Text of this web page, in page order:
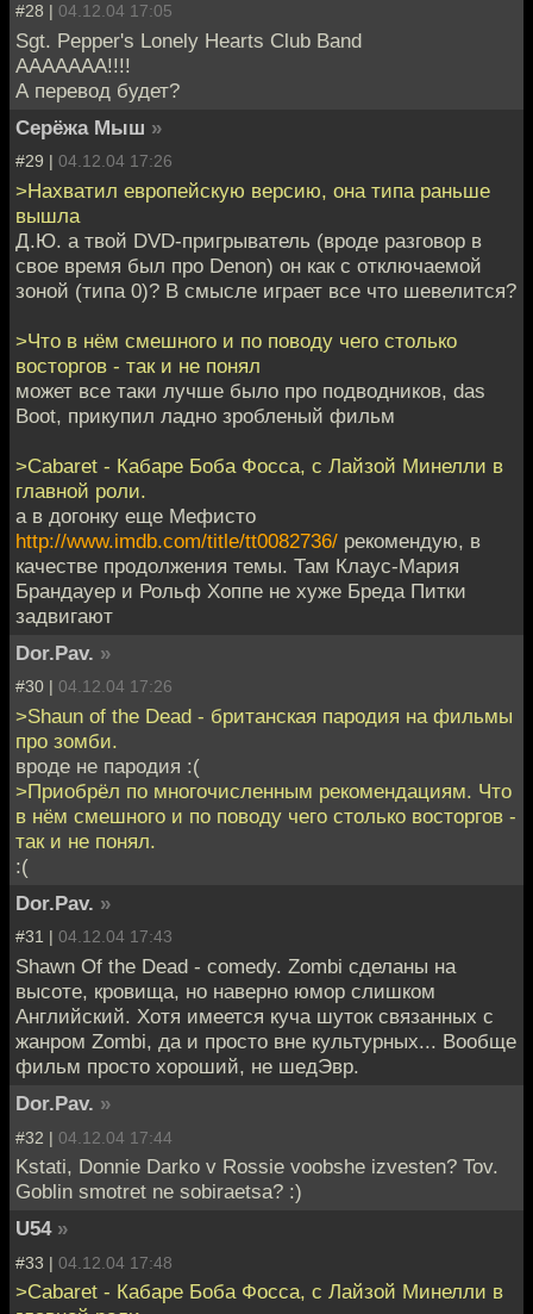
#28 | 04.12.04 17:05
Sgt. Pepper's Lonely Hearts Club Band
ААААААА!!!!
А перевод будет?
Серёжа Мыш »
#29 | 04.12.04 17:26
>Нахватил европейскую версию, она типа раньше
вышла
Д.Ю. а твой DVD-пригрыватель (вроде разговор в
свое время был про Denon) он как с отключаемой
зоной (типа 0)? В смысле играет все что шевелится?
>Что в нём смешного и по поводу чего столько
восторгов - так и не понял
может все таки лучше было про подводников, das
Boot, прикупил ладно зробленый фильм
>Cabaret - Кабаре Боба Фосса, с Лайзой Минелли в
главной роли.
а в догонку еще Мефисто
http://www.imdb.com/title/tt0082736/ рекомендую, в
качестве продолжения темы. Там Клаус-Мария
Брандауер и Рольф Хоппе не хуже Бреда Питки
задвигают
Dor.Pav. »
#30 | 04.12.04 17:26
>Shaun of the Dead - британская пародия на фильмы
про зомби.
вроде не пародия :(
>Приобрёл по многочисленным рекомендациям. Что
в нём смешного и по поводу чего столько восторгов -
так и не понял.
:(
Dor.Pav. »
#31 | 04.12.04 17:43
Shawn Of the Dead - comedy. Zombi сделаны на
высоте, кровища, но наверно юмор слишком
Английский. Хотя имеется куча шуток связанных с
жанром Zombi, да и просто вне культурных... Вообще
фильм просто хороший, не шедЭвр.
Dor.Pav. »
#32 | 04.12.04 17:44
Kstati, Donnie Darko v Rossie voobshe izvesten? Tov.
Goblin smotret ne sobiraetsa? :)
U54 »
#33 | 04.12.04 17:48
>Cabaret - Кабаре Боба Фосса, с Лайзой Минелли в